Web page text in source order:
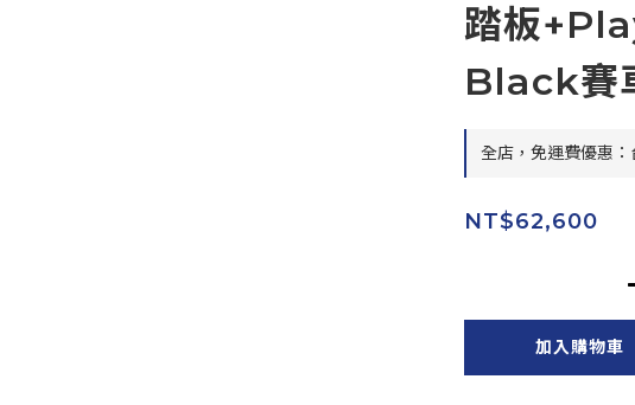
踏板
Black賽
全店，免運費優惠
NT$62,600
加入購物車